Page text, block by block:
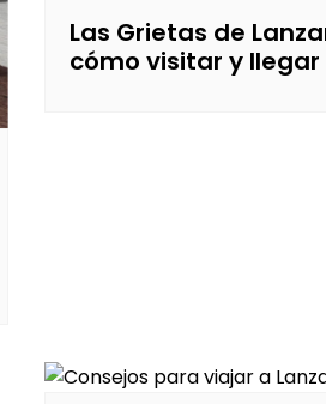
Las Grietas de
cómo visitar y llegar